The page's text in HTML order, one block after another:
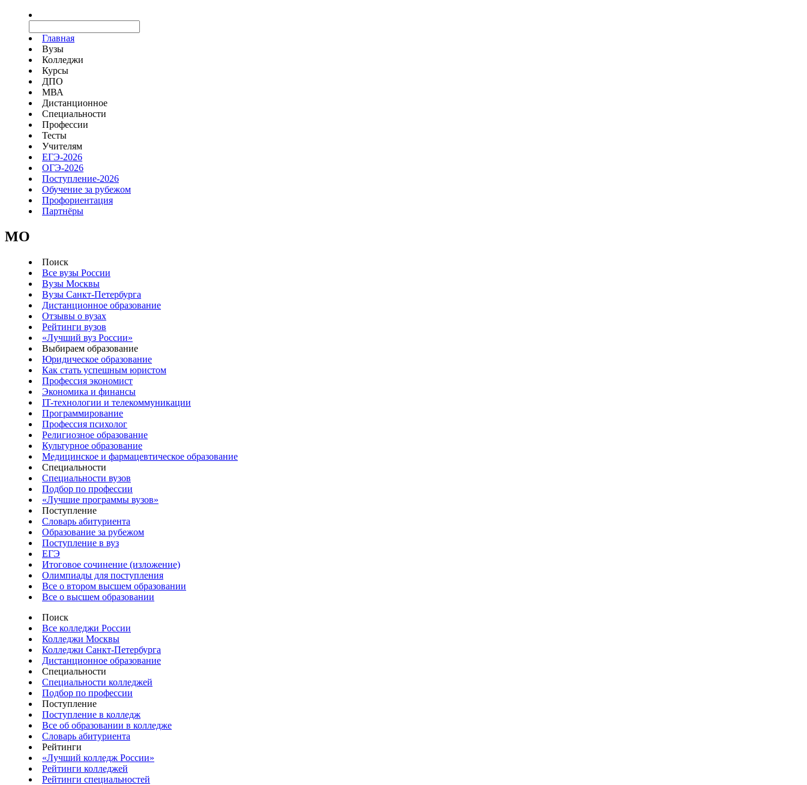
Главная
Вузы
Колледжи
Курсы
ДПО
МВА
Дистанционное
Специальности
Профессии
Тесты
Учителям
ЕГЭ-2026
ОГЭ-2026
Поступление-2026
Обучение за рубежом
Профориентация
Партнёры
MO
Поиск
Все вузы России
Вузы Москвы
Вузы Санкт-Петербурга
Дистанционное образование
Отзывы о вузах
Рейтинги вузов
«Лучший вуз России»
Выбираем образование
Юридическое образование
Как стать успешным юристом
Профессия экономист
Экономика и финансы
IT-технологии и телекоммуникации
Программирование
Профессия психолог
Религиозное образование
Культурное образование
Медицинское и фармацевтическое образование
Специальности
Специальности вузов
Подбор по профессии
«Лучшие программы вузов»
Поступление
Словарь абитуриента
Образование за рубежом
Поступление в вуз
ЕГЭ
Итоговое сочинение (изложение)
Олимпиады для поступления
Все о втором высшем образовании
Все о высшем образовании
Поиск
Все колледжи России
Колледжи Москвы
Колледжи Санкт-Петербурга
Дистанционное образование
Специальности
Специальности колледжей
Подбор по профессии
Поступление
Поступление в колледж
Все об образовании в колледже
Словарь абитуриента
Рейтинги
«Лучший колледж России»
Рейтинги колледжей
Рейтинги специальностей